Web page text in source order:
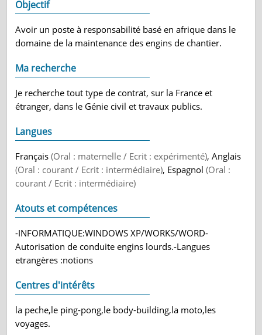
Objectif
Avoir un poste à responsabilité basé en afrique dans le
domaine de la maintenance des engins de chantier.
Ma recherche
Je recherche tout type de contrat, sur la France et
étranger, dans le Génie civil et travaux publics.
Langues
Français(Oral : maternelle / Ecrit : expérimenté), Anglais
(Oral : courant / Ecrit : intermédiaire), Espagnol(Oral :
courant / Ecrit : intermédiaire)
Atouts et compétences
-INFORMATIQUE:WINDOWS XP/WORKS/WORD-
Autorisation de conduite engins lourds.-Langues
etrangères :notions
Centres d'intérêts
la peche,le ping-pong,le body-building,la moto,les
voyages.